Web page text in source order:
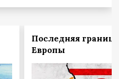
Последняя граница
Европы